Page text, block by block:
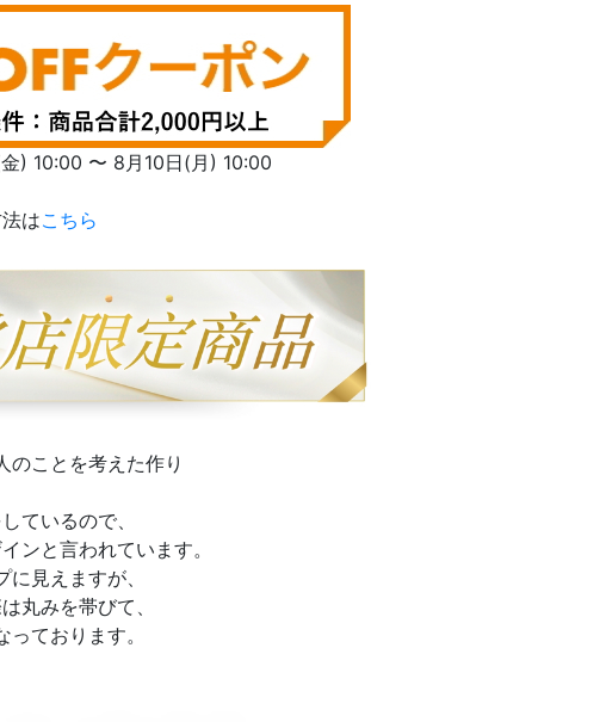
) 10:00 〜 8月10日(月) 10:00
はこちら
のことを考えた作り
ているので、
ンと言われています。
見えますが、
丸みを帯びて、
ております。